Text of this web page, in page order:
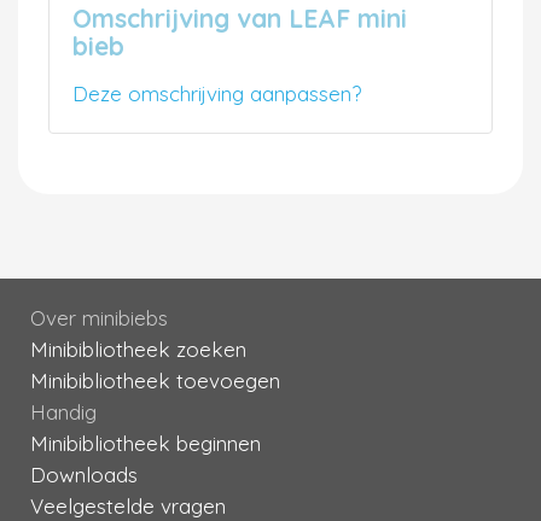
Omschrijving van LEAF mini
bieb
Deze omschrijving aanpassen?
Over minibiebs
Minibibliotheek zoeken
Minibibliotheek toevoegen
Handig
Minibibliotheek beginnen
Downloads
Veelgestelde vragen